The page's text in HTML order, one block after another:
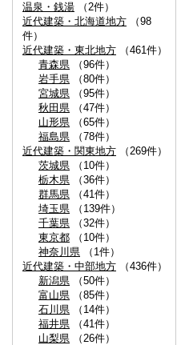
温泉・銭湯 （2件）
近代建築・北海道地方 （98
件）
近代建築・東北地方 （461件）
青森県 （96件）
岩手県 （80件）
宮城県 （95件）
秋田県 （47件）
山形県 （65件）
福島県 （78件）
近代建築・関東地方 （269件）
茨城県 （10件）
栃木県 （36件）
群馬県 （41件）
埼玉県 （139件）
千葉県 （32件）
東京都 （10件）
神奈川県 （1件）
近代建築・中部地方 （436件）
新潟県 （50件）
富山県 （85件）
石川県 （14件）
福井県 （41件）
山梨県 （26件）